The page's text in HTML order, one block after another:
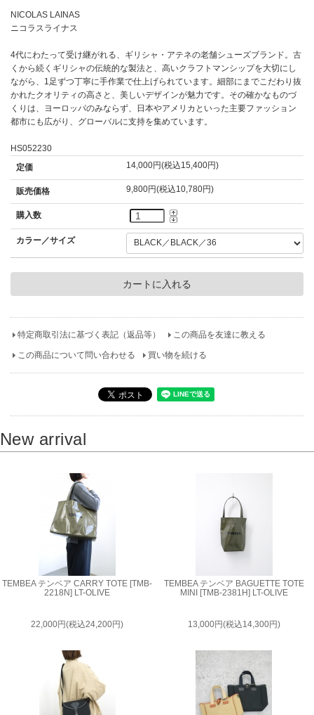
NICOLAS LAINAS
ニコラスライナス
4代にわたって受け継がれる、ギリシャ・アテネの老舗シューズブランド。古
くから続くギリシャの伝統的な製法と、高いクラフトマンシップを大切にし
ながら、1足ずつ丁寧に手作業で仕上げられています。細部にまでこだわり抜
かれたクオリティの高さと、美しいデザインが魅力です。その確かなものづ
くりは、ヨーロッパのみならず、日本やアメリカといった主要ファッション
都市にも広がり、グローバルに支持を集めています。
HS052230
定価
14,000円(税込15,400円)
販売価格 9,800円(税込10,780円)
購入数
カラー／サイズ
特定商取引法に基づく表記（返品等） この商品を友達に教える
この商品について問い合わせる 買い物を続ける
New arrival
TEMBEA テンベア CARRY TOTE [TMB-
2218N] LT-OLIVE
22,000円(税込24,200円)
TEMBEA テンベア BAGUETTE TOTE
MINI [TMB-2381H] LT-OLIVE
13,000円(税込14,300円)